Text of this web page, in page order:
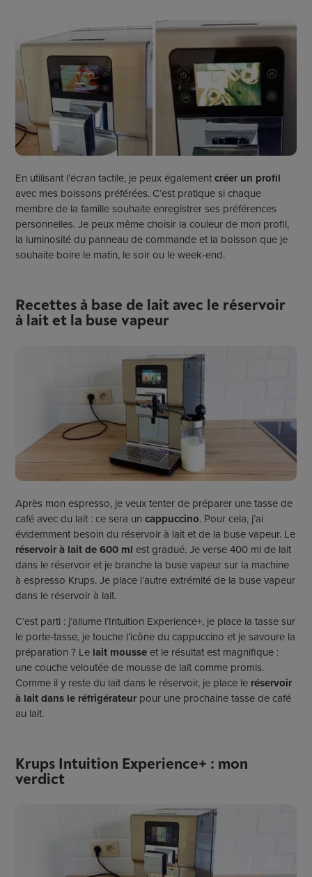
En utilisant l’écran tactile, je peux égalementcréer un profil
avec mes boissons préférées. C’est pratique si chaque
membre de la famille souhaite enregistrer ses préférences
personnelles. Je peux même choisir la couleur de mon profil,
la luminosité du panneau de commande et la boisson que je
souhaite boire le matin, le soir ou le week-end.
Recettes à base de lait avec le réservoir
à lait et la buse vapeur
Après mon espresso, je veux tenter de préparer une tasse de
café avec du lait : ce sera uncappuccino. Pour cela, j’ai
évidemment besoin du réservoir à lait et de la buse vapeur. Le
réservoir à lait de 600 ml est gradué. Je verse 400 ml de lait
dans le réservoir et je branche la buse vapeur sur la machine
à espresso Krups. Je place l’autre extrémité de la buse vapeur
dans le réservoir à lait.
C’est parti : j’allume l’Intuition Experience+, je place la tasse sur
le porte-tasse, je touche l’icône du cappuccino et je savoure la
préparation ? Le lait mousseet le résultat est magnifique :
une couche veloutée de mousse de lait comme promis.
Comme il y reste du lait dans le réservoir, je place le réservoir
à lait dans le réfrigérateur pour une prochaine tasse de café
au lait.
Krups Intuition Experience+ : mon
verdict